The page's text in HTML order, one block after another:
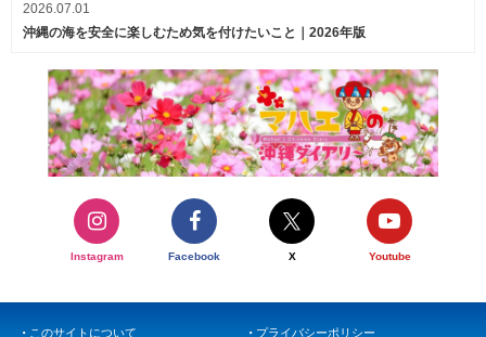
2026.07.01
沖縄の海を安全に楽しむため気を付けたいこと｜2026年版
Instagram Facebook X Youtube
このサイトについて プライバシーポリシー